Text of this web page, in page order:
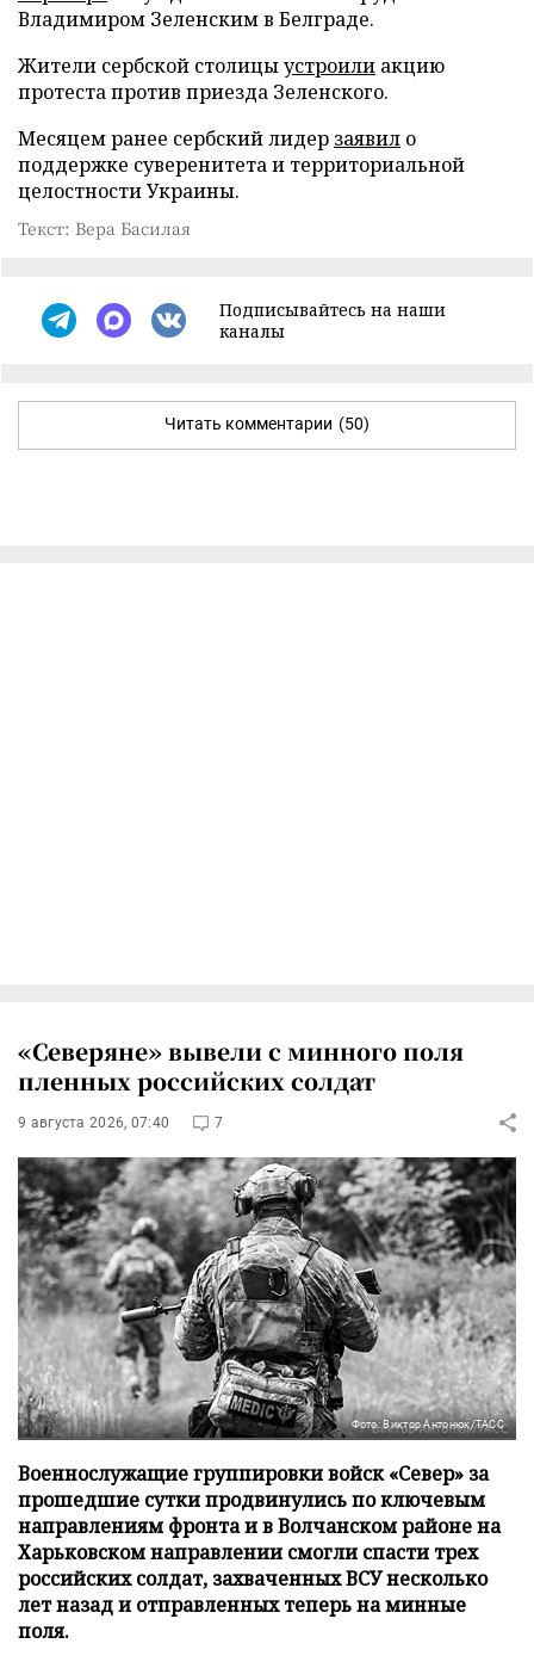
Владимиром Зеленским в Белграде.
Жители сербской столицыустроили акцию
протеста против приезда Зеленского.
Месяцем ранее сербский лидер заявил о
поддержке суверенитета и территориальной
целостности Украины.
Текст: Вера Басилая
Подписывайтесь на наши
каналы
Читать комментарии (50)
«Северяне» вывели с минного поля
пленных российских солдат
9 августа 2026, 07:40 7
Фото: Виктор Антонюк/ТАСС
Военнослужащие группировки войск «Север» за
прошедшие сутки продвинулись по ключевым
направлениям фронта и в Волчанском районе на
Харьковском направлении смогли спасти трех
российских солдат, захваченных ВСУ несколько
лет назад и отправленных теперь на минные
поля.